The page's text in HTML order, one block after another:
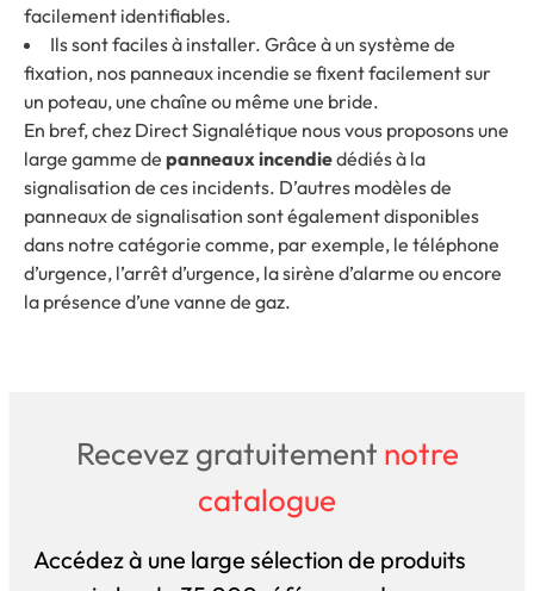
facilement identifiables.
Ils sont faciles à installer. Grâce à un système de
fixation, nos panneaux incendie se fixent facilement sur
un poteau, une chaîne ou même une bride.
En bref, chez Direct Signalétique nous vous proposons une
large gamme de panneaux incendiedédiés à la
signalisation de ces incidents. D’autres modèles de
panneaux de signalisation sont également disponibles
dans notre catégorie comme, par exemple, le téléphone
d’urgence, l’arrêt d’urgence, la sirène d’alarme ou encore
la présence d’une vanne de gaz.
Recevez gratuitement notre
catalogue
Accédez à une large sélection de produits